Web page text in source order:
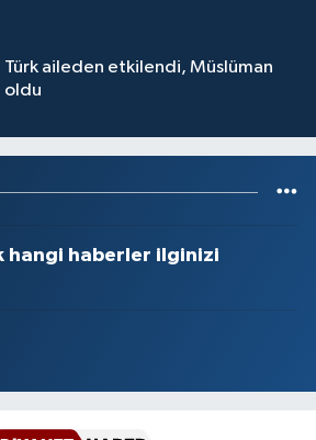
Türk aileden etkilendi, Müslüman
oldu
hangi haberler ilginizi